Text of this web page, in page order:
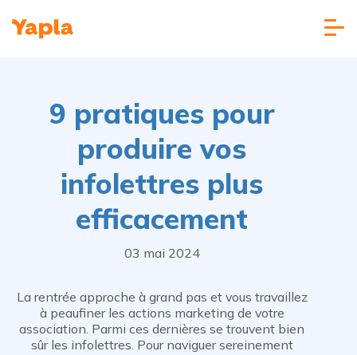
9 pratiques pour
produire vos
infolettres plus
efficacement
03 mai 2024
La rentrée approche à grand pas et vous travaillez
à peaufiner les actions marketing de votre
association. Parmi ces dernières se trouvent bien
sûr les infolettres. Pour naviguer sereinement